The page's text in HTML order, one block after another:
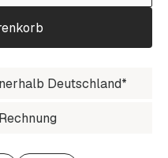
Deutschland*